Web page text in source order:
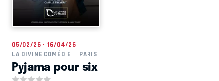
05/02/26 - 16/04/26
LA DIVINE COMÉDIE
PARIS
Pyjama pour six